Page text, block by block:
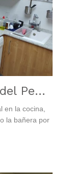
Reforma en Vilafranca del Penedès
en la cocina,
la bañera por
el balcón que